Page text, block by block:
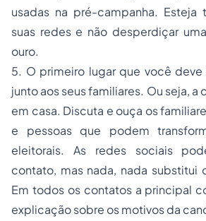
usadas na pré-campanha. Esteja
suas redes e não desperdiçar
ouro.
5. O primeiro lugar que você deve
junto aos seus familiares. Ou seja,
em casa. Discuta e ouça os
e pessoas que podem
eleitorais. As redes sociais
contato, mas nada, nada substitui
Em todos os contatos a principal
explicação sobre os motivos da